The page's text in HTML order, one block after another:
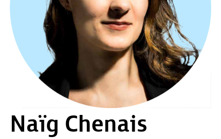
Naïg Chenais